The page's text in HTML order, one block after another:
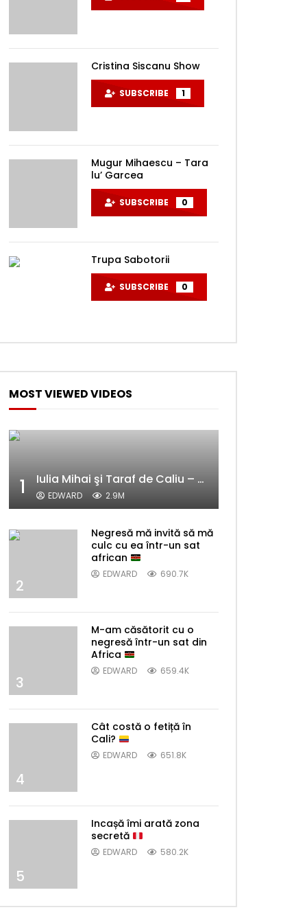
Cristina Siscanu Show
SUBSCRIBE 1
Mugur Mihaescu – Tara
lu’ Garcea
SUBSCRIBE 0
Trupa Sabotorii
SUBSCRIBE 0
MOST VIEWED VIDEOS
1 Iulia Mihai şi Taraf de Caliu – Alelele sălcioară (@#VedetaPopulară)
EDWARD 2.9M
2
Negresă mă invită să mă
culc cu ea într-un sat
african
EDWARD 690.7K
3
M-am căsătorit cu o
negresă într-un sat din
Africa
EDWARD 659.4K
4
Cât costă o fetiță în
Cali?
EDWARD 651.8K
5
Incașă îmi arată zona
secretă
EDWARD 580.2K